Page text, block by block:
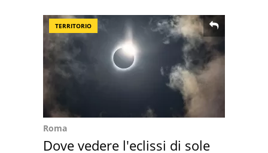
TERRITORIO
Roma
Dove vedere l'eclissi di sole